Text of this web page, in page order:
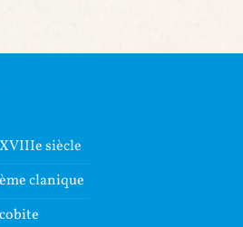
siècle
clanique